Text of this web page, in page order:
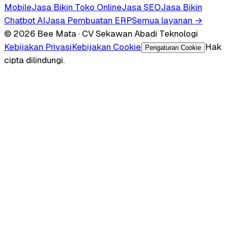
MobileJasa Bikin Toko OnlineJasa SEOJasa Bikin
Chatbot AIJasa Pembuatan ERPSemua layanan →
© 2026 Bee Mata · CV Sekawan Abadi Teknologi
Kebijakan PrivasiKebijakan Cookie Pengaturan Cookie
Hak
cipta dilindungi.